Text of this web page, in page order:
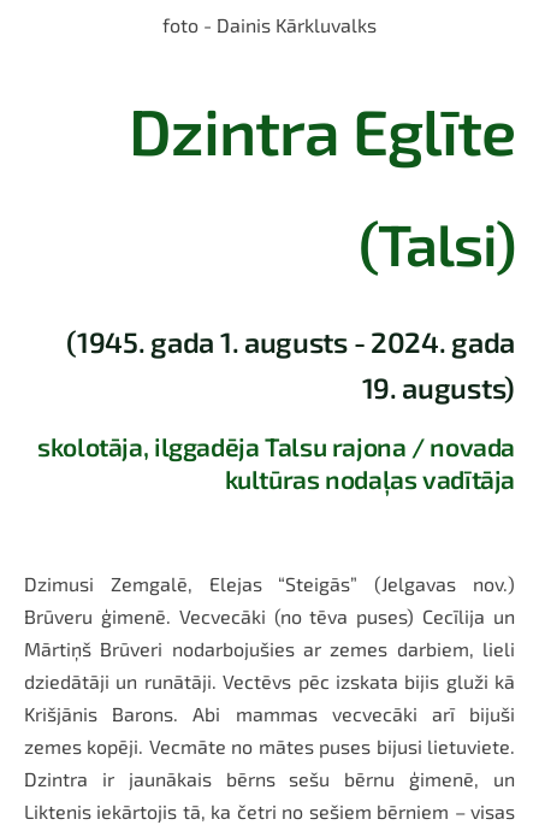
foto - Dainis Kārkluvalks
Dzintra Eglīte
(Talsi)
(1945. gada 1. augusts - 2024. gada
19. augusts)
skolotāja, ilggadēja Talsu rajona / novada
kultūras nodaļas vadītāja
Dzimusi Zemgalē, Elejas “Steigās” (Jelgavas nov.)
Brūveru ģimenē.
Vecvecāki (no tēva puses) Cecīlija un
Mārtiņš Brūveri nodarbojušies ar zemes darbiem, lieli
dziedātāji un runātāji. Vectēvs pēc izskata bijis gluži kā
Krišjānis Barons. Abi mammas vecvecāki arī bijuši
zemes kopēji. Vecmāte no mātes puses bijusi lietuviete.
Dzintra ir jaunākais bērns sešu bērnu ģimenē, un
Liktenis iekārtojis tā, ka četri no sešiem bērniem – visas